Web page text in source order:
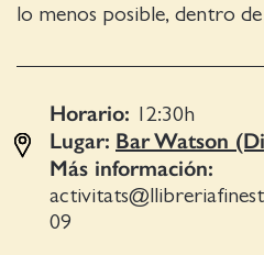
lo menos posible, dentro
Horario: 12:30h
Lugar: Bar Watson
Más información:
09